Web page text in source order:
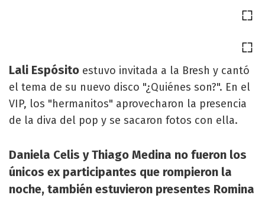
Lali Espósito estuvo invitada a la Bresh y cantó
el tema de su nuevo disco "¿Quiénes son?". En el
VIP, los "hermanitos" aprovecharon la presencia
de la diva del pop y se sacaron fotos con ella.
Daniela Celis y Thiago Medina no fueron los
únicos ex participantes que rompieron la
noche, también estuvieron presentes Romina